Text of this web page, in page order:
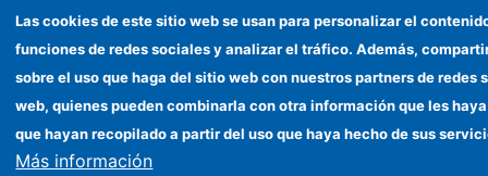
Las cookies de este sitio web se usan para personalizar el
funciones de redes sociales y analizar el tráfico. Además,
sobre el uso que haga del sitio web con nuestros partners de redes
web, quienes pueden combinarla con otra información que les
que hayan recopilado a partir del uso que haya hecho de sus
Más información